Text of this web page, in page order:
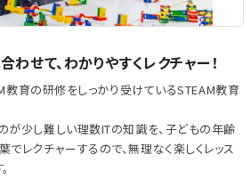
わせて、わかりやすくレクチャー！
育の研修をしっかり受けているSTEAM教育
が少し難しい理数ITの知識を、子どもの年齢
レクチャーするので、無理なく楽しくレッス